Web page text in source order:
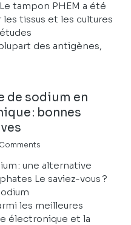
tampon PHEM a été
tissus et les cultures
des antigènes,
de sodium en
: bonnes
: une alternative
Le saviez-vous ?
les meilleures
électronique et la